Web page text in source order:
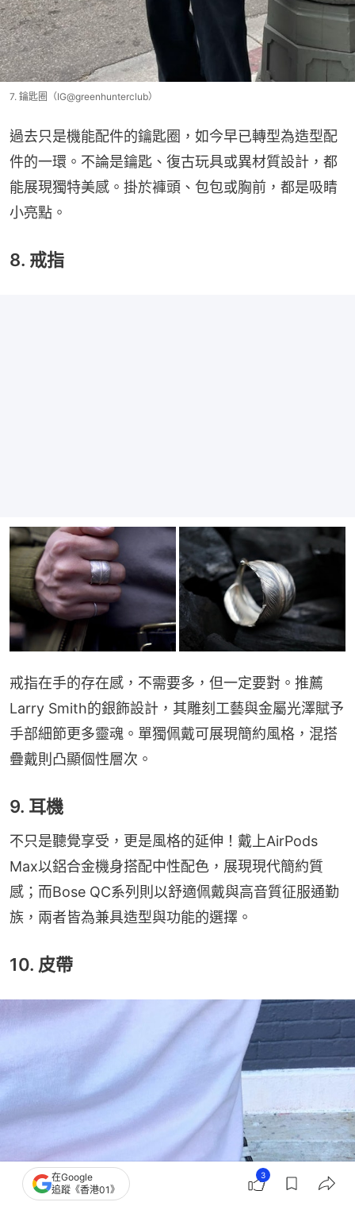
7. 鑰匙圈（IG@greenhunterclub）
過去只是機能配件的鑰匙圈，如今早已轉型為造型配
件的一環。不論是鑰匙、復古玩具或異材質設計，都
能展現獨特美感。掛於褲頭、包包或胸前，都是吸睛
小亮點。
8. 戒指
戒指在手的存在感，不需要多，但一定要對。推薦
Larry Smith的銀飾設計，其雕刻工藝與金屬光澤賦予
手部細節更多靈魂。單獨佩戴可展現簡約風格，混搭
疊戴則凸顯個性層次。
9. 耳機
不只是聽覺享受，更是風格的延伸！戴上AirPods
Max以鋁合金機身搭配中性配色，展現現代簡約質
感；而Bose QC系列則以舒適佩戴與高音質征服通勤
族，兩者皆為兼具造型與功能的選擇。
10. 皮帶
在Google
追蹤《香港01》
3